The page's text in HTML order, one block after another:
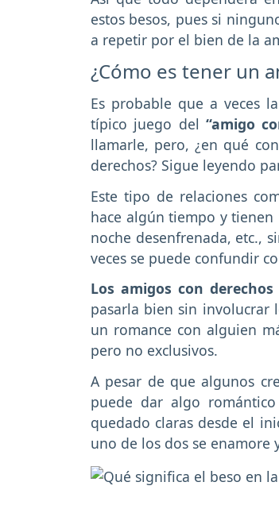
estos besos, pues si
a repetir por el bien de la
¿Cómo es tener un
Es probable que a veces
típico juego del “amigo
llamarle, pero, ¿en qué
derechos? Sigue leyendo
Este tipo de relaciones
hace algún tiempo y
noche desenfrenada, etc.,
veces se puede confundir
Los amigos con
pasarla bien sin
un romance con alguien
pero no exclusivos.
A pesar de que algunos
puede dar algo
quedado claras desde el
uno de los dos se enamore